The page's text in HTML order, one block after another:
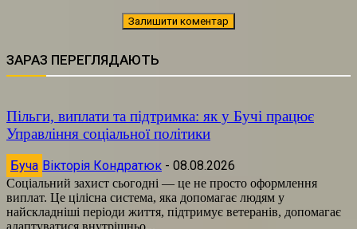
ЗАРАЗ ПЕРЕГЛЯДАЮТЬ
Пільги, виплати та підтримка: як у Бучі працює
Управління соціальної політики
Буча Вікторія Кондратюк - 08.08.2026
Соціальний захист сьогодні — це не просто оформлення
виплат. Це цілісна система, яка допомагає людям у
найскладніші періоди життя, підтримує ветеранів, допомагає
адаптуватися внутрішньо...